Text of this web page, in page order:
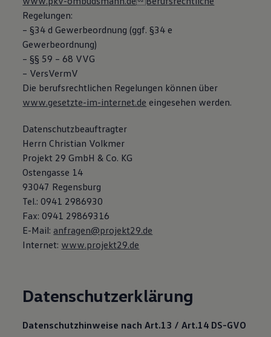
Transport
Familie
Elektromobilität
Volkswagen R
Pannen- und Unfallhilfe
Volkswagen Kundenbetreuung
Regelungen:
– §34 d Gewerbeordnung (ggf. §34 e
Gewerbeordnung)
– §§ 59 – 68 VVG
– VersVermV
Die berufsrechtlichen Regelungen können über
www.gesetzte-im-internet.de eingesehen werden.
Datenschutzbeauftragter
Herrn Christian Volkmer
Projekt 29 GmbH & Co. KG
Ostengasse 14
93047 Regensburg
Tel.: 0941 2986930
Fax: 0941 29869316
E-Mail: anfragen@projekt29.de
Internet: www.projekt29.de
Datenschutzerklärung
Datenschutzhinweise nach Art.13 / Art.14 DS-GVO